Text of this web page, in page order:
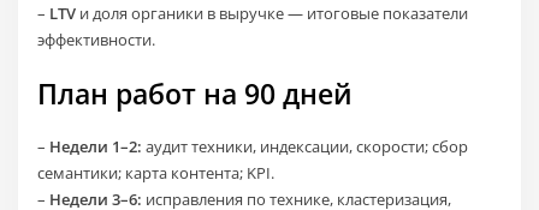
– LTV и доля органики в выручке — итоговые показатели
эффективности.
План работ на 90 дней
– Недели 1–2: аудит техники, индексации, скорости; сбор
семантики; карта контента; KPI.
– Недели 3–6: исправления по технике, кластеризация,